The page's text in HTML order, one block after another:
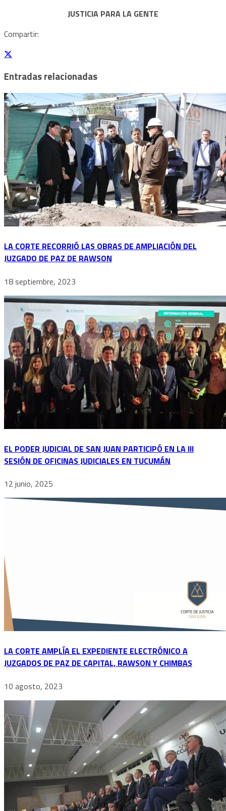
JUSTICIA PARA LA GENTE
Compartir:
Entradas relacionadas
LA CORTE RECORRIÓ LAS OBRAS DE AMPLIACIÓN DEL
JUZGADO DE PAZ DE RAWSON
18 septiembre, 2023
EL PODER JUDICIAL DE SAN JUAN PARTICIPÓ EN LA III
SESIÓN DE OFICINAS JUDICIALES EN TUCUMÁN
12 junio, 2025
LA CORTE AMPLÍA EL EXPEDIENTE ELECTRÓNICO A
JUZGADOS DE PAZ DE CAPITAL, RAWSON Y CHIMBAS
10 agosto, 2023